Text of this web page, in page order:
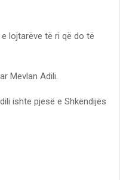
lojtarëve të ri që do të
Mevlan Adili.
ishte pjesë e Shkëndijës